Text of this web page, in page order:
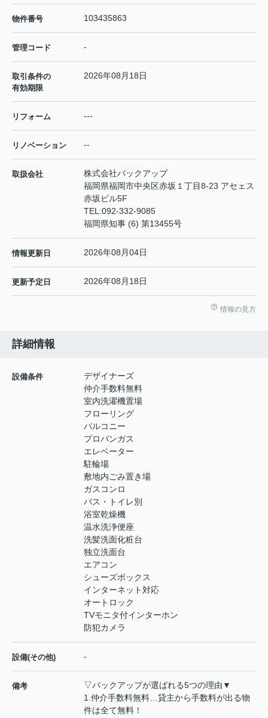
物件番号 103435863
管理コード -
取引条件の
有効期限
2026年08月18日
リフォーム ---
リノベーション --
取扱会社
株式会社バックアップ
福岡県福岡市中央区赤坂１丁目8-23 アセェス
赤坂ビル5F
TEL:092-332-9085
福岡県知事 (6) 第13455号
情報更新日 2026年08月04日
更新予定日 2026年08月18日
情報の見方
詳細情報
設備条件
デザイナーズ
仲介手数料無料
室内洗濯機置場
フローリング
バルコニー
プロパンガス
エレベーター
駐輪場
敷地内ごみ置き場
ガスコンロ
バス・トイレ別
浴室乾燥機
温水洗浄便座
洗髪洗面化粧台
独立洗面台
エアコン
シューズボックス
インターネット対応
オートロック
TVモニタ付インターホン
防犯カメラ
設備(その他) -
備考
▽バックアップが選ばれる5つの理由▼
1.仲介手数料無料…貸主から手数料が出る物
件は全て無料！